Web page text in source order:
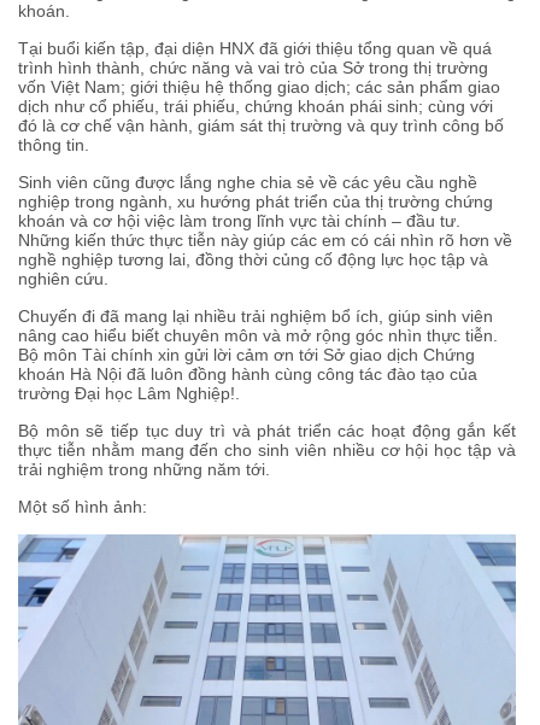
khoán.
Tại buổi kiến tập, đại diện HNX đã giới thiệu tổng quan về quá
trình hình thành, chức năng và vai trò của Sở trong thị trường
vốn Việt Nam; giới thiệu hệ thống giao dịch; các sản phẩm giao
dịch như cổ phiếu, trái phiếu, chứng khoán phái sinh; cùng với
đó là cơ chế vận hành, giám sát thị trường và quy trình công bố
thông tin.
Sinh viên cũng được lắng nghe chia sẻ về các yêu cầu nghề
nghiệp trong ngành, xu hướng phát triển của thị trường chứng
khoán và cơ hội việc làm trong lĩnh vực tài chính – đầu tư.
Những kiến thức thực tiễn này giúp các em có cái nhìn rõ hơn về
nghề nghiệp tương lai, đồng thời củng cố động lực học tập và
nghiên cứu.
Chuyến đi đã mang lại nhiều trải nghiệm bổ ích, giúp sinh viên
nâng cao hiểu biết chuyên môn và mở rộng góc nhìn thực tiễn.
Bộ môn Tài chính xin gửi lời cảm ơn tới Sở giao dịch Chứng
khoán Hà Nội đã luôn đồng hành cùng công tác đào tạo của
trường Đại học Lâm Nghiệp!.
Bộ môn sẽ tiếp tục duy trì và phát triển các hoạt động gắn kết
thực tiễn nhằm mang đến cho sinh viên nhiều cơ hội học tập và
trải nghiệm trong những năm tới.
Một số hình ảnh: